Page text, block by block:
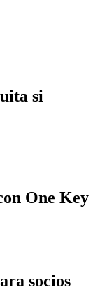
si
One Key
socios